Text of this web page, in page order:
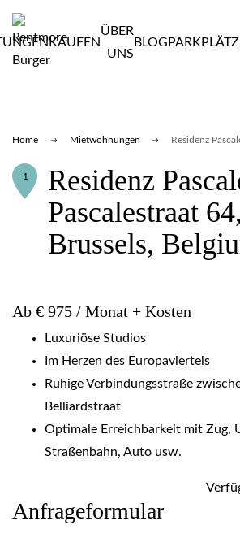
KAUFEN
ÜBER
UNS
BLOG
Home Mietwohnungen Residenz
1
Residenz
Pascalestraat 64,
Brussels,
Ab € 975 / Monat + Kosten
Luxuriöse Studios
Im Herzen des Europaviertels
Ruhige Verbindungsstraße
Belliardstraat
Optimale Erreichbarkeit mit Zug,
Straßenbahn, Auto usw.
Anfrageformular